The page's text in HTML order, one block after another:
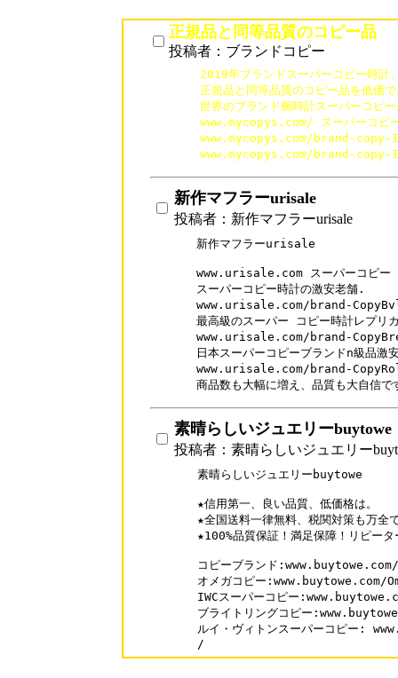
正規品と同等品質のコピー品
投稿者：ブランドコピー
2019年ブランドスーパーコピー時計
正規品と同等品質のコピー品を低価
世界のブランド腕時計スーパーコピ
www.mycopys.com/ スーパーコピ
www.mycopys.com/brand-copy-
www.mycopys.com/brand-copy-
新作マフラーurisale
投稿者：新作マフラーurisale
新作マフラーurisale
www.urisale.com スーパーコピー
スーパーコピー時計の激安老舗.
www.urisale.com/brand-
最高級のスーパー コピー時計レプリ
www.urisale.com/brand-
日本スーパーコピーブランドn級品激
www.urisale.com/brand-
商品数も大幅に増え、品質も大自信で
素晴らしいジュエリーbuytowe
投稿者：素晴らしいジュエリー
素晴らしいジュエリーbuytowe
★信用第一、良い品質、低価格は。
★全国送料一律無料、税関対策も万全
★100%品質保証！満足保障！リピー
コピーブランド:www.buytowe.com/
オメガコピー:www.buytowe.com/
IWCスーパーコピー
ブライトリングコピー
ルイ・ヴィトンスーパーコピー:
/